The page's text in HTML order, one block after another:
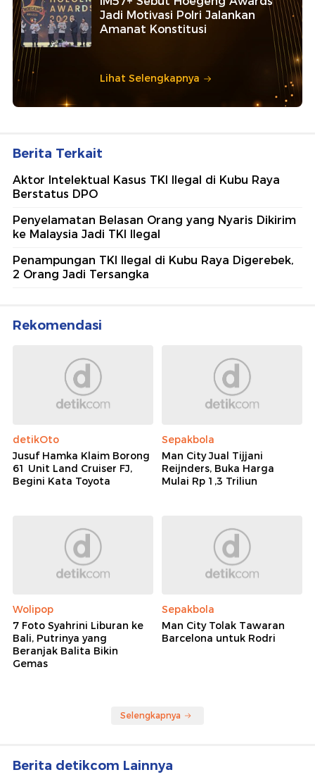
Jadi Motivasi Polri Jalankan
Amanat Konstitusi
Lihat Selengkapnya
Berita Terkait
Aktor Intelektual Kasus TKI Ilegal di Kubu Raya
Berstatus DPO
Penyelamatan Belasan Orang yang Nyaris Dikirim
ke Malaysia Jadi TKI Ilegal
Penampungan TKI Ilegal di Kubu Raya Digerebek,
2 Orang Jadi Tersangka
Rekomendasi
detikOto
Jusuf Hamka Klaim Borong
61 Unit Land Cruiser FJ,
Begini Kata Toyota
Sepakbola
Man City Jual Tijjani
Reijnders, Buka Harga
Mulai Rp 1,3 Triliun
Wolipop
7 Foto Syahrini Liburan ke
Bali, Putrinya yang
Beranjak Balita Bikin
Gemas
Sepakbola
Man City Tolak Tawaran
Barcelona untuk Rodri
Selengkapnya
Berita detikcom Lainnya